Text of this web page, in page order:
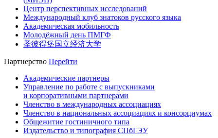
Центр перспективных исследований
Международный клуб знатоков русского языка
Академическая мобильность
Молодёжный день ПМГФ
圣彼得堡国立经济大学
Партнерство Перейти
Академические партнеры
Управление по работе с выпускниками
и корпоративными партнерами
Членство в международных ассоциациях
Членство в национальных ассоциациях и консорциумах
Общежитие гостиничного типа
Издательство и типография СПбГЭУ